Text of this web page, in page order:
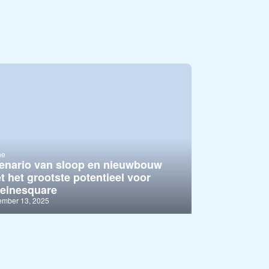
van sloop en nieuwbouw
het grootste potentieel voor
13, 2025